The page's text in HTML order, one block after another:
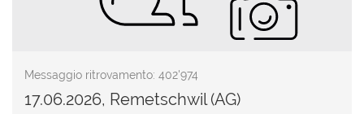
Messaggio ritrovamento: 402'974
17.06.2026, Remetschwil (AG)